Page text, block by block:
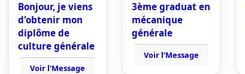
Bonjour, je viens
d'obtenir mon
diplôme de
culture générale
Voir l'Message
3ème graduat en
mécanique
générale
Voir l'Message